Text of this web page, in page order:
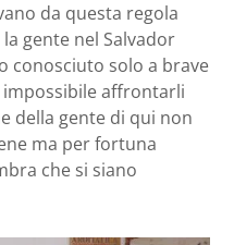
da questa regola
gente nel Salvador
conosciuto solo a brave
impossibile affrontarli
della gente di qui non
ma per fortuna
che si siano